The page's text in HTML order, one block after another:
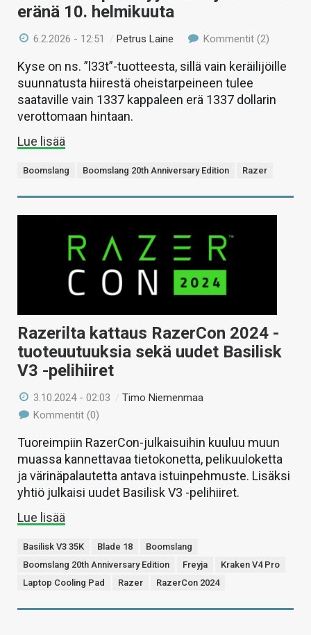
eränä 10. helmikuuta
6.2.2026 - 12:51 /Petrus Laine Kommentit (2)
Kyse on ns. ”l33t”-tuotteesta, sillä vain keräilijöille
suunnatusta hiirestä oheistarpeineen tulee
saataville vain 1337 kappaleen erä 1337 dollarin
verottomaan hintaan.
Lue lisää
Boomslang Boomslang 20th Anniversary Edition Razer
Razerilta kattaus RazerCon 2024 -
tuoteuutuuksia sekä uudet Basilisk
V3 -pelihiiret
3.10.2024 - 02:03 /Timo Niemenmaa
Kommentit (0)
Tuoreimpiin RazerCon-julkaisuihin kuuluu muun
muassa kannettavaa tietokonetta, pelikuuloketta
ja värinäpalautetta antava istuinpehmuste. Lisäksi
yhtiö julkaisi uudet Basilisk V3 -pelihiiret.
Lue lisää
Basilisk V3 35K Blade 18
Boomslang
Boomslang 20th Anniversary Edition
Freyja
Kraken V4 Pro
Laptop Cooling Pad
Razer RazerCon 2024